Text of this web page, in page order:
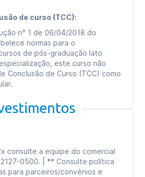
de curso (TCC):
n° 1 de 06/04/2018 do
normas para o
de pós-graduação lato
este curso não
Conclusão de Curso (TCC) como
consulte a equipe do comercial
0500. | ** Consulte política
para parceiros/convênios e